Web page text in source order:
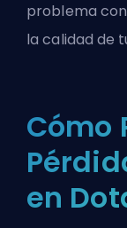
problema
la calidad de
Cómo
en